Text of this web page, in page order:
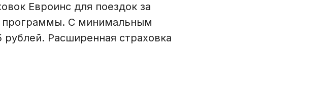
Евроинс для поездок за
программы. С минимальным
Расширенная страховка